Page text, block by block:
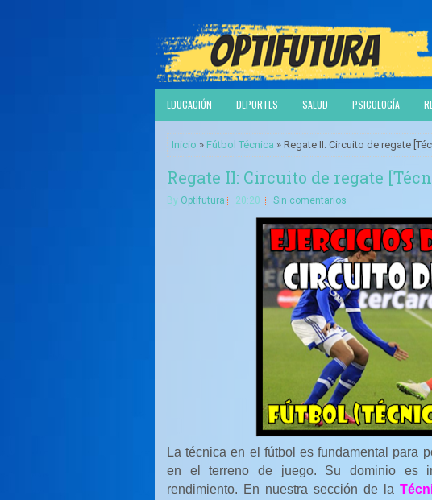
EDUCACIÓN DEPORTES SALUD PSICOLOGÍA
Inicio » Fútbol Técnica » Regate II: Circuito de regate
Regate II: Circuito de regate
By Optifutura 20:20 Sin comentarios
La técnica en el fútbol es fundamental para
en el terreno de juego. Su dominio es
rendimiento. En nuestra sección de la